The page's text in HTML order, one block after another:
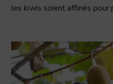
les kiwis soient affinés pour